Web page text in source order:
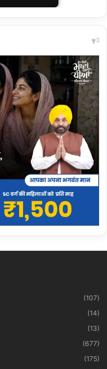
(107)
(14)
(13)
(677)
(175)